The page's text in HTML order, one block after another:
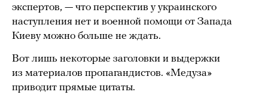
экспертов, — что перспектив у украинского
наступления нет и военной помощи от Запада
Киеву можно больше не ждать.
Вот лишь некоторые заголовки и выдержки
из материалов пропагандистов. «Медуза»
приводит прямые цитаты.